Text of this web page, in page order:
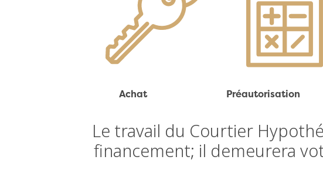
Achat Préautorisation
Le travail du Courtier
financement; il demeurera